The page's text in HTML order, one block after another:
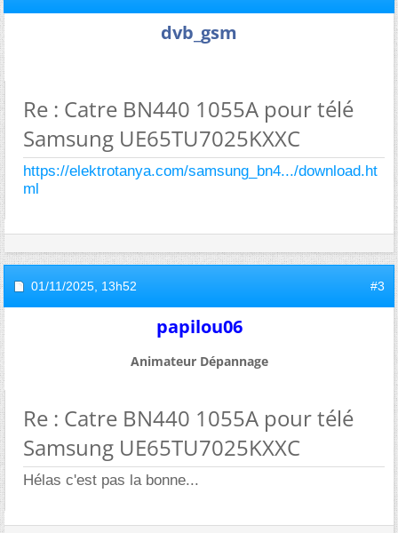
dvb_gsm
Re : Catre BN440 1055A pour télé
Samsung UE65TU7025KXXC
https://elektrotanya.com/samsung_bn4.../download.ht
ml
01/11/2025, 13h52 #3
papilou06
Animateur Dépannage
Re : Catre BN440 1055A pour télé
Samsung UE65TU7025KXXC
Hélas c'est pas la bonne...